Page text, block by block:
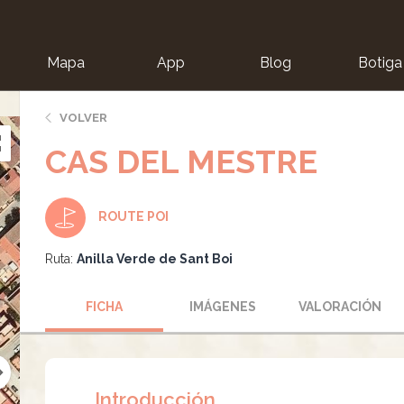
Mapa App Blog Botiga
VOLVER
CAS DEL MESTRE
ROUTE POI
Ruta: Anilla Verde de Sant Boi
FICHA IMÁGENES VALORACIÓN